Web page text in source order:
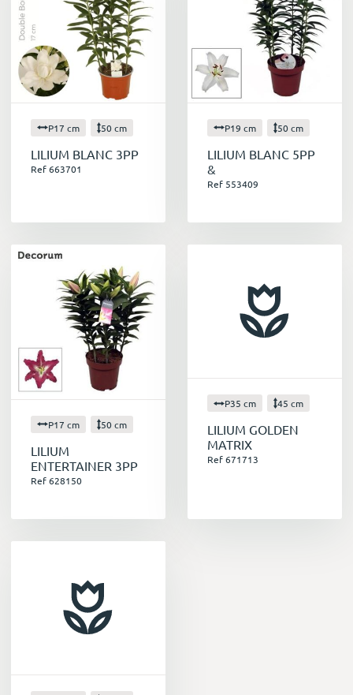
P17 cm 50 cm
LILIUM BLANC 3PP
Ref 663701
P19 cm 50 cm
LILIUM BLANC 5PP
&
Ref 553409
P17 cm 50 cm
LILIUM
ENTERTAINER 3PP
Ref 628150
P35 cm 45 cm
LILIUM GOLDEN
MATRIX
Ref 671713